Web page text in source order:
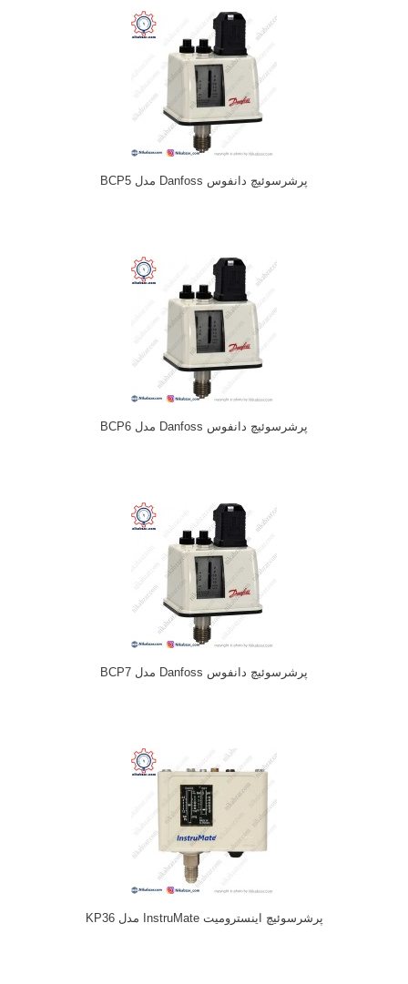
پرشرسوئیچ دانفوس Danfoss مدل BCP5
پرشرسوئیچ دانفوس Danfoss مدل BCP6
پرشرسوئیچ دانفوس Danfoss مدل BCP7
پرشرسوئیچ اینسترومیت InstruMate مدل KP36